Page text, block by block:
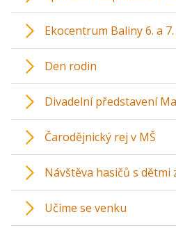
Ekocentrum Baliny 6. a
Den rodin
Divadelní představení
Čarodějnický rej v MŠ
Návštěva hasičů s dětmi
Učíme se venku